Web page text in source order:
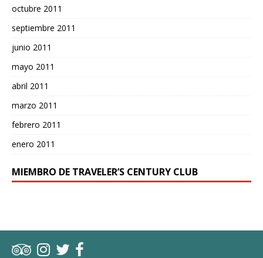
octubre 2011
septiembre 2011
junio 2011
mayo 2011
abril 2011
marzo 2011
febrero 2011
enero 2011
MIEMBRO DE TRAVELER’S CENTURY CLUB